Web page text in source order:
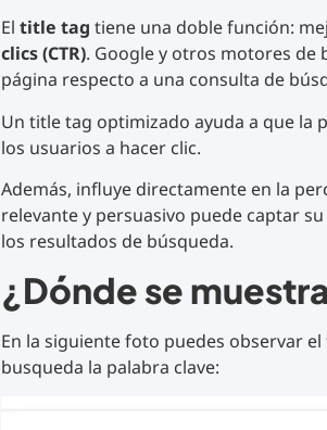
El title tag tiene una doble función:
clics (CTR). Google y otros motores de
página respecto a una consulta de
Un title tag optimizado ayuda a que la
los usuarios a hacer clic.
Además, influye directamente en la
relevante y persuasivo puede captar
los resultados de búsqueda.
¿Dónde se
En la siguiente foto puedes observar
busqueda la palabra clave: